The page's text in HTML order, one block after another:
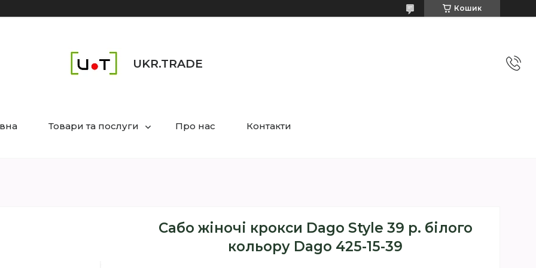
Кошик
UKR.TRADE
Товари та послуги Про нас Контакти
Сабо жіночі крокси Dago Style 39 р. білого
кольору Dago 425-15-39